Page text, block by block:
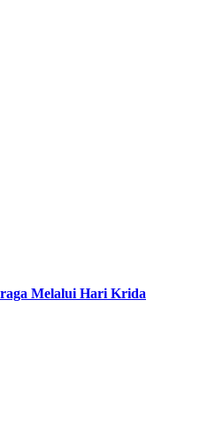
Melalui Hari Krida